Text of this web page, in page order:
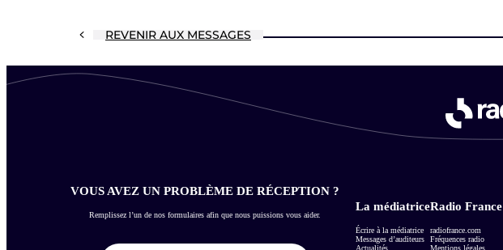
REVENIR AUX MESSAGES
VOUS AVEZ UN PROBLÈME DE RÉCEPTION ?
Remplissez l’un de nos formulaires afin que nous puissions vous aider.
La médiatrice
Écrire à la médiatrice
Messages d’auditeurs
Actualités
Radio France
radiofrance.com
Fréquences radio
Mentions légales